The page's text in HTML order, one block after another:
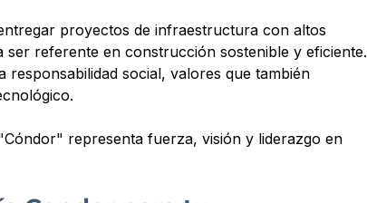
proyectos de infraestructura con altos
ser referente en construcción sostenible y eficiente.
social, valores que también
representa fuerza, visión y liderazgo en